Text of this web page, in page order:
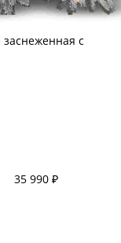
заснеженная с
35 990 ₽